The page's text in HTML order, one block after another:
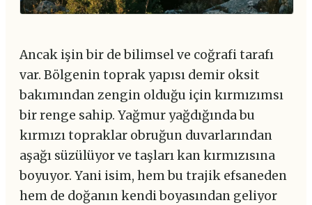
Ancak işin bir de bilimsel ve coğrafi tarafı
var. Bölgenin toprak yapısı demir oksit
bakımından zengin olduğu için kırmızımsı
bir renge sahip. Yağmur yağdığında bu
kırmızı topraklar obruğun duvarlarından
aşağı süzülüyor ve taşları kan kırmızısına
boyuyor. Yani isim, hem bu trajik efsaneden
hem de doğanın kendi boyasından geliyor